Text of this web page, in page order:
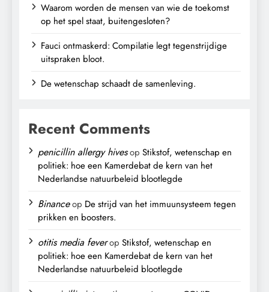
Waarom worden de mensen van wie de toekomst
op het spel staat, buitengesloten?
Fauci ontmaskerd: Compilatie legt tegenstrijdige
uitspraken bloot.
De wetenschap schaadt de samenleving.
Recent Comments
penicillin allergy hivesop Stikstof, wetenschap en
politiek: hoe een Kamerdebat de kern van het
Nederlandse natuurbeleid blootlegde
Binanceop De strijd van het immuunsysteem tegen
prikken en boosters.
otitis media feverop Stikstof, wetenschap en
politiek: hoe een Kamerdebat de kern van het
Nederlandse natuurbeleid blootlegde